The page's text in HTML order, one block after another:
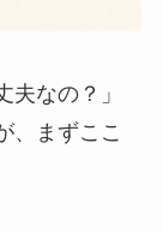
夫なの？」
、まずここ